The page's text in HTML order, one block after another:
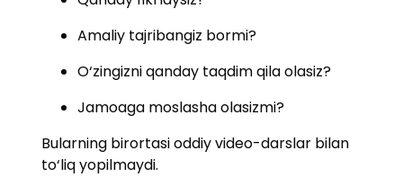
Amaliy tajribangiz bormi?
O‘zingizni qanday taqdim qila olasiz?
Jamoaga moslasha olasizmi?
Bularning birortasi oddiy video-darslar bilan
to‘liq yopilmaydi.